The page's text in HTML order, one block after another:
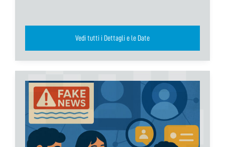
Vedi tutti i Dettagli e le Date